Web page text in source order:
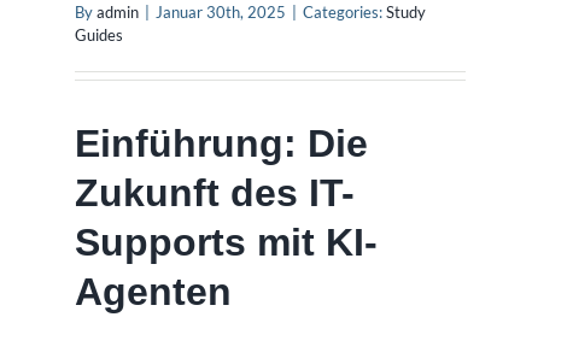
Byadmin Januar 30th, 2025 Categories:Study
Guides
Einführung: Die
Zukunft des IT-
Supports mit KI-
Agenten